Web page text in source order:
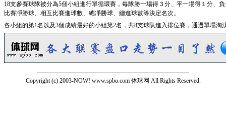
18支參賽球隊被分為5個小組進行單循環賽，每隊勝一場得３分、平一場得１分、
比賽凈勝球、相互比賽進球數、總凈勝球、總進球數等決定名次。
各小組的第1名以及3個成績最好的小組第2名，共8支球队進入排位賽，通過單場淘
Copyright (c) 2003-NOW! www.spbo.com 体球网 All Rights Reserved.